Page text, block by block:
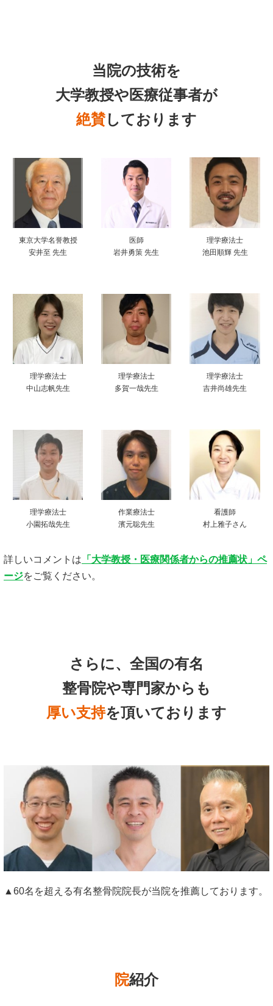
当院の技術を
大学教授や医療従事者が
絶賛しております
東京大学名誉教授
安井至 先生
医師
岩井勇策 先生
理学療法士
池田順輝 先生
理学療法士
中山志帆先生
理学療法士
多賀一哉先生
理学療法士
吉井尚雄先生
理学療法士
小園拓哉先生
作業療法士
濱元聡先生
看護師
村上雅子さん
詳しいコメントは 「大学教授・医療関係者からの推薦状」ペ
ージをご覧ください。
さらに、全国の有名
整骨院や専門家からも
厚い支持を頂いております
▲60名を超える有名整骨院院長が当院を推薦しております。
院紹介